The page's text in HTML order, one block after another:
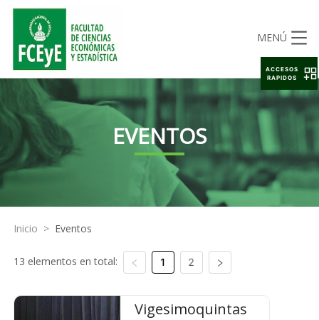
MENÚ
EVENTOS
Inicio > Eventos
13 elementos en total: 1 2
Vigesimoquintas
ACCESOS
RAPIDOS